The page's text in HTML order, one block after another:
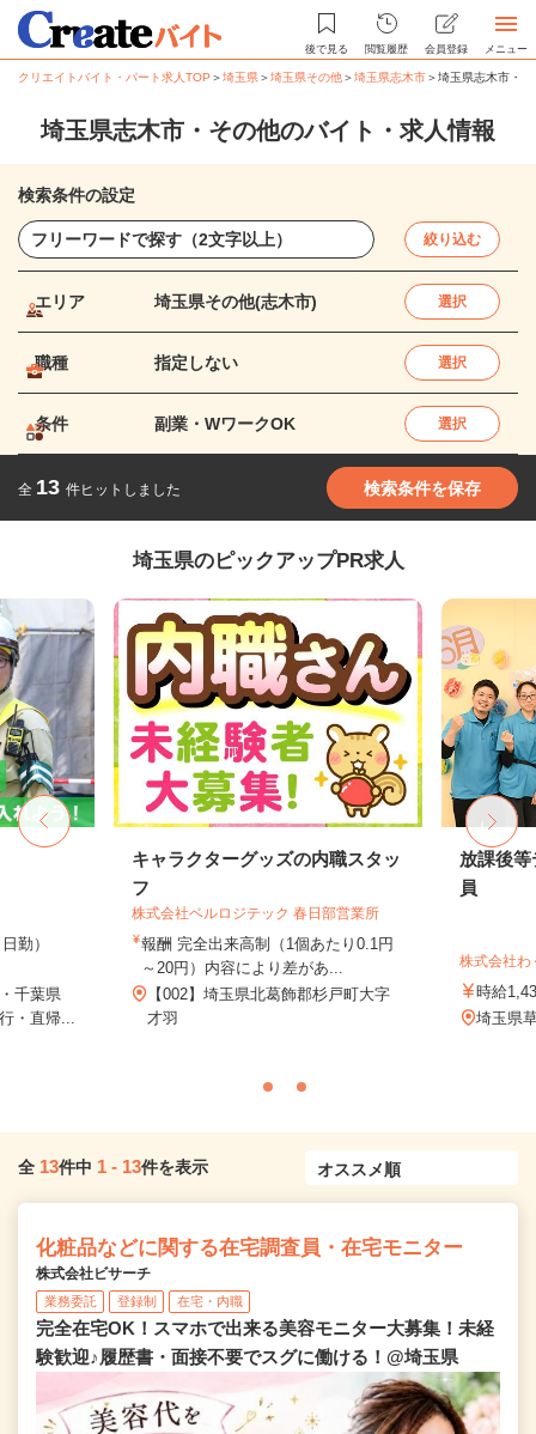
後で見る 閲覧履歴 会員登録 メニュー
クリエイトバイト・パート求人TOP ＞埼玉県＞埼玉県その他＞埼玉県志木市＞埼玉県志木市・
埼玉県志木市・その他のバイト・求人情報
検索条件の設定
絞り込む
エリア 埼玉県その他(志木市) 選択
職種 指定しない 選択
条件 副業・WワークOK 選択
全 13 件ヒットしました 検索条件を保存
埼玉県のピックアップPR求人
日勤）
千葉県
・直帰...
キャラクターグッズの内職スタッ
フ
株式会社ベルロジテック 春日部営業所
報酬 完全出来高制（1個あたり0.1円
～20円）内容により差があ...
【002】埼玉県北葛飾郡杉戸町大字
才羽
放課後等
員
株式会社わ
時給
埼玉県
全 13件中 1 - 13件を表示
化粧品などに関する在宅調査員・在宅モニター
株式会社ビサーチ
業務委託 登録制 在宅・内職
完全在宅OK！スマホで出来る美容モニター大募集！未経
験歓迎♪履歴書・面接不要でスグに働ける！@埼玉県